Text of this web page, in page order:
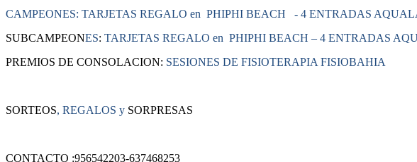
CAMPEONES: TARJETAS REGALO en PHIPHI BEACH - 4 ENTRADAS
SUBCAMPEONES: TARJETAS REGALO en PHIPHI BEACH – 4 ENTRADAS
PREMIOS DE CONSOLACION: SESIONES DE FISIOTERAPIA FISIOBAHIA
SORTEOS, REGALOS y SORPRESAS
CONTACTO :956542203-637468253